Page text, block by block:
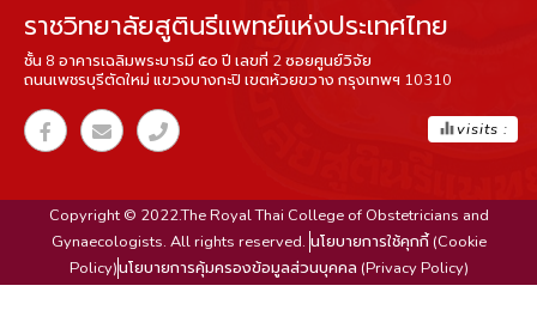
ราชวิทยาลัยสูตินรีแพทย์แห่งประเทศไทย
ชั้น 8 อาคารเฉลิมพระบารมี ๕๐ ปี เลขที่ 2 ซอยศูนย์วิจัย
ถนนเพชรบุรีตัดใหม่ แขวงบางกะปิ เขตห้วยขวาง กรุงเทพฯ 10310
equalizervisits :
Copyright © 2022.The Royal Thai College of Obstetricians and
Gynaecologists. All rights reserved. นโยบายการใช้คุกกี้ (Cookie
Policy)นโยบายการคุ้มครองข้อมูลส่วนบุคคล (Privacy Policy)